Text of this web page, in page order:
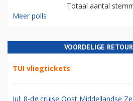
Totaal aantal
Meer polls
VOORDELIGE
TUI vliegtickets
Jul: 8-dg cruise Oost Middellandse